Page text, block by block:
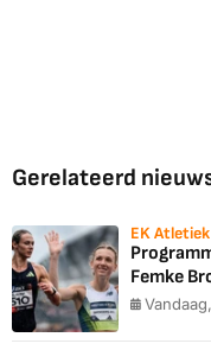
Gerelateerd
EK Atletiek
Femke